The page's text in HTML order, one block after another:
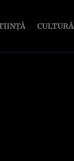
CULTURĂ